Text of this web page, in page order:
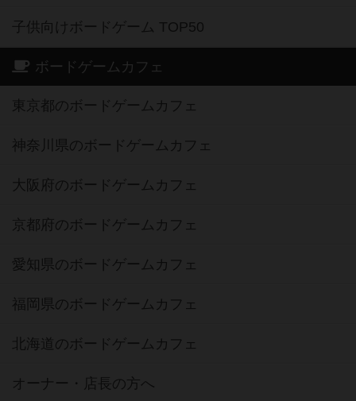
子供向けボードゲーム TOP50
ボードゲームカフェ
東京都のボードゲームカフェ
神奈川県のボードゲームカフェ
大阪府のボードゲームカフェ
京都府のボードゲームカフェ
愛知県のボードゲームカフェ
福岡県のボードゲームカフェ
北海道のボードゲームカフェ
オーナー・店長の方へ